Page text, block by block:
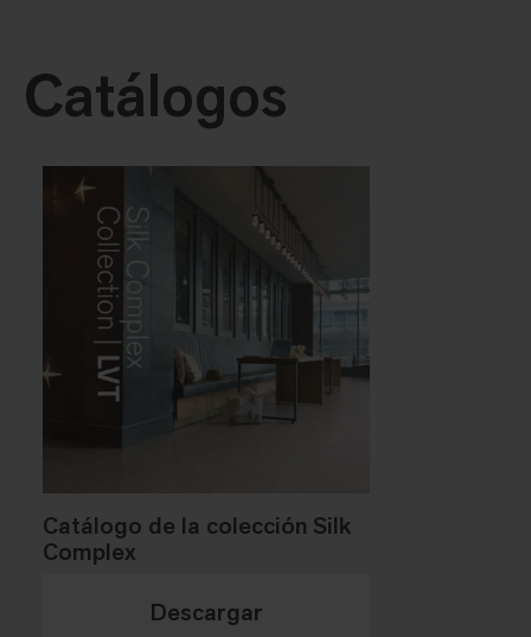
Catálogos
Catálogo de la colección Silk
Complex
Descargar